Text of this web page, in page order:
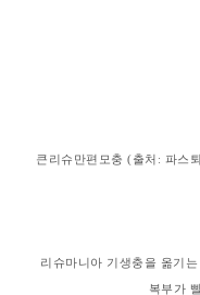
큰리슈만편모충 (출처 : 파스
리슈마니아 기생충을 옮기는
복부가